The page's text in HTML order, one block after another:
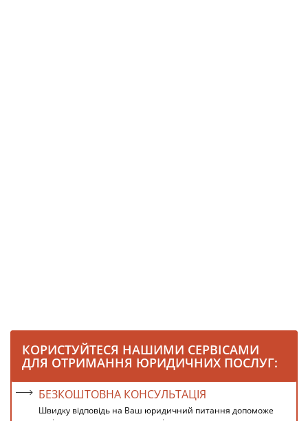
КОРИСТУЙТЕСЯ НАШИМИ СЕРВІСАМИ
ДЛЯ ОТРИМАННЯ ЮРИДИЧНИХ ПОСЛУГ:
БЕЗКОШТОВНА КОНСУЛЬТАЦІЯ
Швидку відповідь на Ваш юридичний питання допоможе